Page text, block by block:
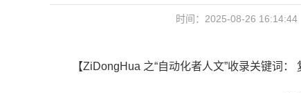
时间：2025-08-26
【ZiDongHua 之“自动化者人文”收录关键词：